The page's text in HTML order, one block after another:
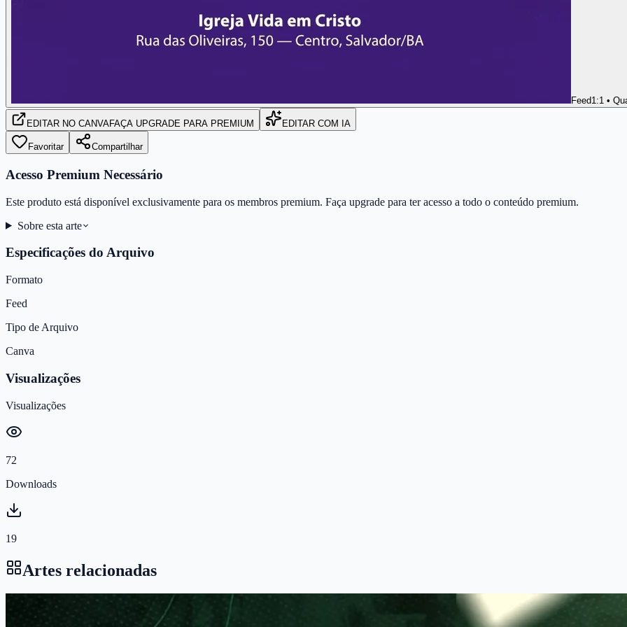
Feed1:1 •
EDITAR NO CANVAFAÇA UPGRADE PARA PREMIUM EDITAR COM IA
Favoritar Compartilhar
Acesso Premium Necessário
Este produto está disponível exclusivamente para os membros premium. Faça upgrade para ter acesso a todo o conteúdo premium.
Sobre esta arte
Especificações do Arquivo
Formato
Feed
Tipo de Arquivo
Canva
Visualizações
Visualizações
72
Downloads
19
Artes relacionadas